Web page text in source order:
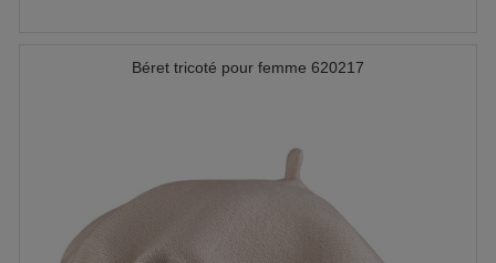
Béret tricoté pour femme 620217